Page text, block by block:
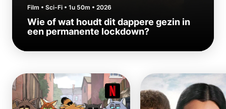
Film • Sci-Fi • 1u 50m • 2026
Wie of wat houdt dit dappere gezin in
een permanente lockdown?